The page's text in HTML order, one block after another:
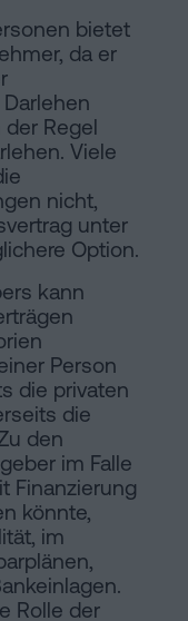
bietet
da er
Regel
Viele
nicht,
unter
Option.
kann
Person
die privaten
die
den
im Falle
Finanzierung
könnte,
im
Rolle der